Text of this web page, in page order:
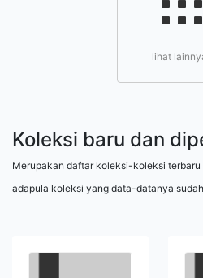
lihat
Koleksi baru dan
Merupakan daftar koleksi-koleksi
adapula koleksi yang data-datanya